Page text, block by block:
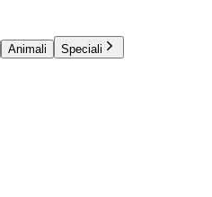
Animali
Speciali